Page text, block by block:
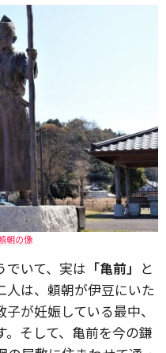
朝の像
でいて、実は 「亀前」 と
人は、頼朝が伊豆にいた
が妊娠している最中、
そして、亀前を今の鎌